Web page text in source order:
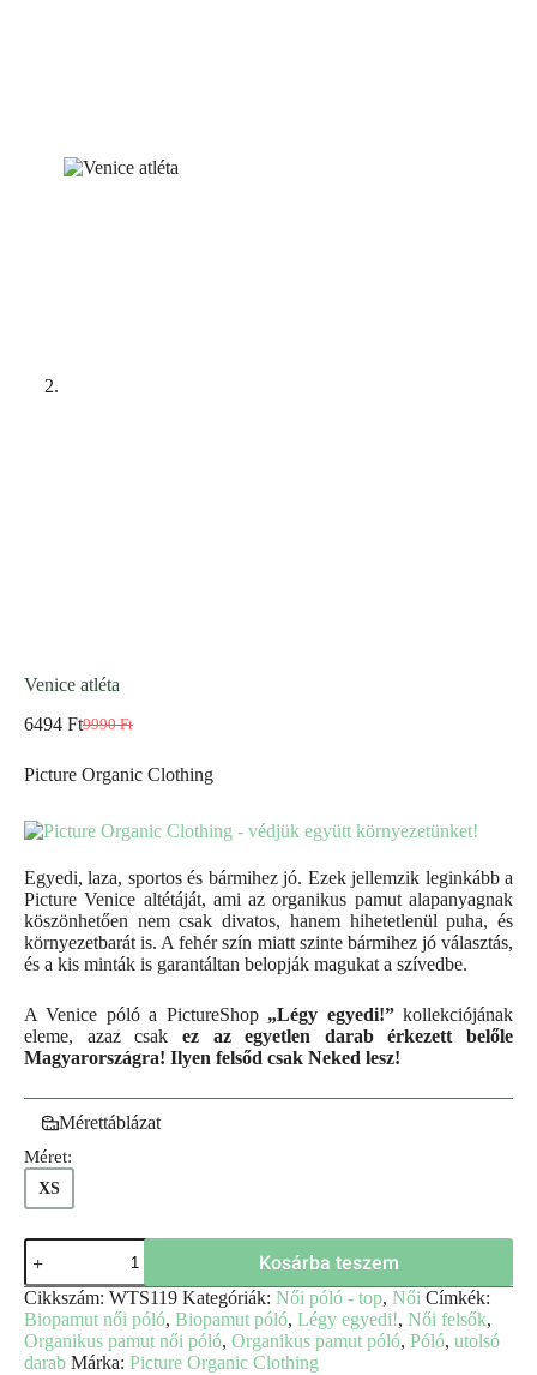
Venice atléta
9990Ft
6494 Ft
Picture Organic Clothing
Egyedi, laza, sportos és bármihez jó. Ezek jellemzik leginkább a
Picture Venice altétáját, ami az organikus pamut alapanyagnak
köszönhetően nem csak divatos, hanem hihetetlenül puha, és
környezetbarát is. A fehér szín miatt szinte bármihez jó választás,
és a kis minták is garantáltan belopják magukat a szívedbe.
A Venice póló a PictureShop „Légy egyedi!”kollekciójának
eleme, azaz csak ez az egyetlen darab érkezett belőle
Magyarországra! Ilyen felsőd csak Neked lesz!
Mérettáblázat
Méret:
XS
Kosárba teszem
Cikkszám: WTS119 Kategóriák: Női póló - top, Női Címkék:
Biopamut női póló, Biopamut póló, Légy egyedi!, Női felsők,
Organikus pamut női póló, Organikus pamut póló, Póló, utolsó
darab Márka: Picture Organic Clothing